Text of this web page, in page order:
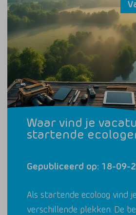
Waar vind je
startende
Gepubliceerd op: 18-09-
Als startende ecoloog vind
verschillende plekken. De